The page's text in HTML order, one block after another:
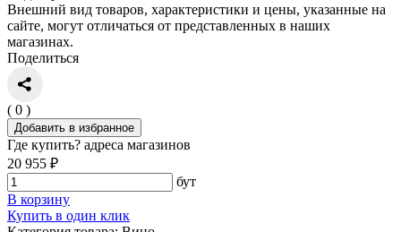
Внешний вид товаров, характеристики и цены, указанные на
сайте, могут отличаться от представленных в наших
магазинах.
Поделиться
( 0 )
Добавить в избранное
Где купить? адреса магазинов
20 955 ₽
бут
В корзину
Купить в один клик